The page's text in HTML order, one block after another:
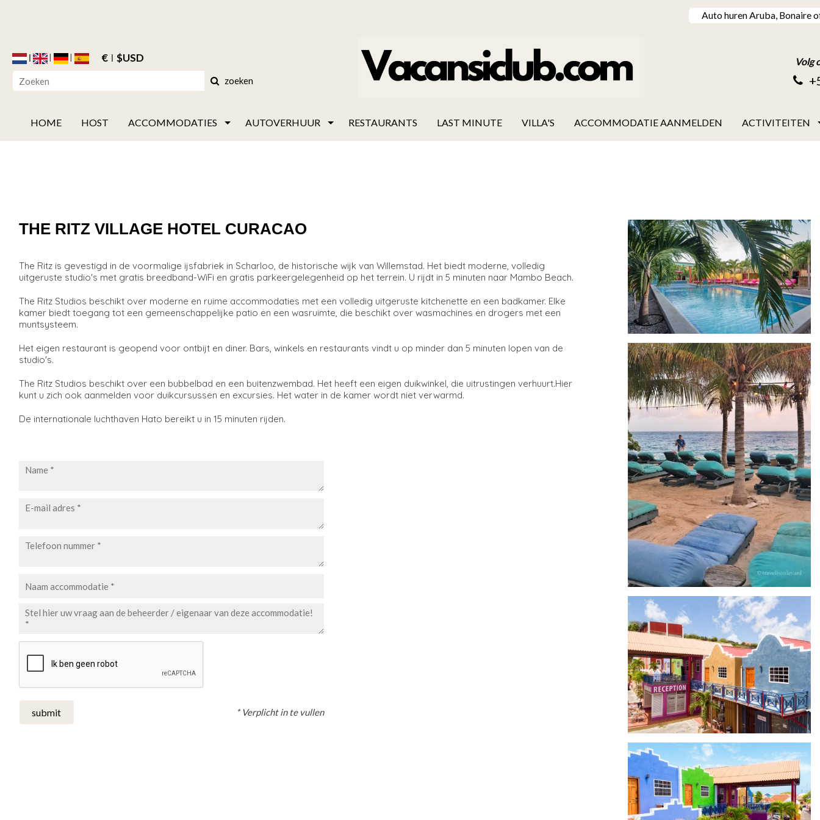
Auto huren Aruba, Bonaire
€ $USD
zoeken
Volg
HOME HOST ACCOMMODATIES AUTOVERHUUR RESTAURANTS LAST MINUTE VILLA'S ACCOMMODATIE AANMELDEN ACTIVITEITEN
THE RITZ VILLAGE HOTEL CURACAO
The Ritz is gevestigd in de voormalige ijsfabriek in Scharloo, de historische wijk van Willemstad. Het biedt moderne, volledig
uitgeruste studio's met gratis breedband-WiFi en gratis parkeergelegenheid op het terrein. U rijdt in 5 minuten naar Mambo Beach.
The Ritz Studios beschikt over moderne en ruime accommodaties met een volledig uitgeruste kitchenette en een badkamer. Elke
kamer biedt toegang tot een gemeenschappelijke patio en een wasruimte, die beschikt over wasmachines en drogers met een
muntsysteem.
Het eigen restaurant is geopend voor ontbijt en diner. Bars, winkels en restaurants vindt u op minder dan 5 minuten lopen van de
studio's.
The Ritz Studios beschikt over een bubbelbad en een buitenzwembad. Het heeft een eigen duikwinkel, die uitrustingen verhuurt.Hier
kunt u zich ook aanmelden voor duikcursussen en excursies. Het water in de kamer wordt niet verwarmd.
De internationale luchthaven Hato bereikt u in 15 minuten rijden.
submit * Verplicht in te vullen